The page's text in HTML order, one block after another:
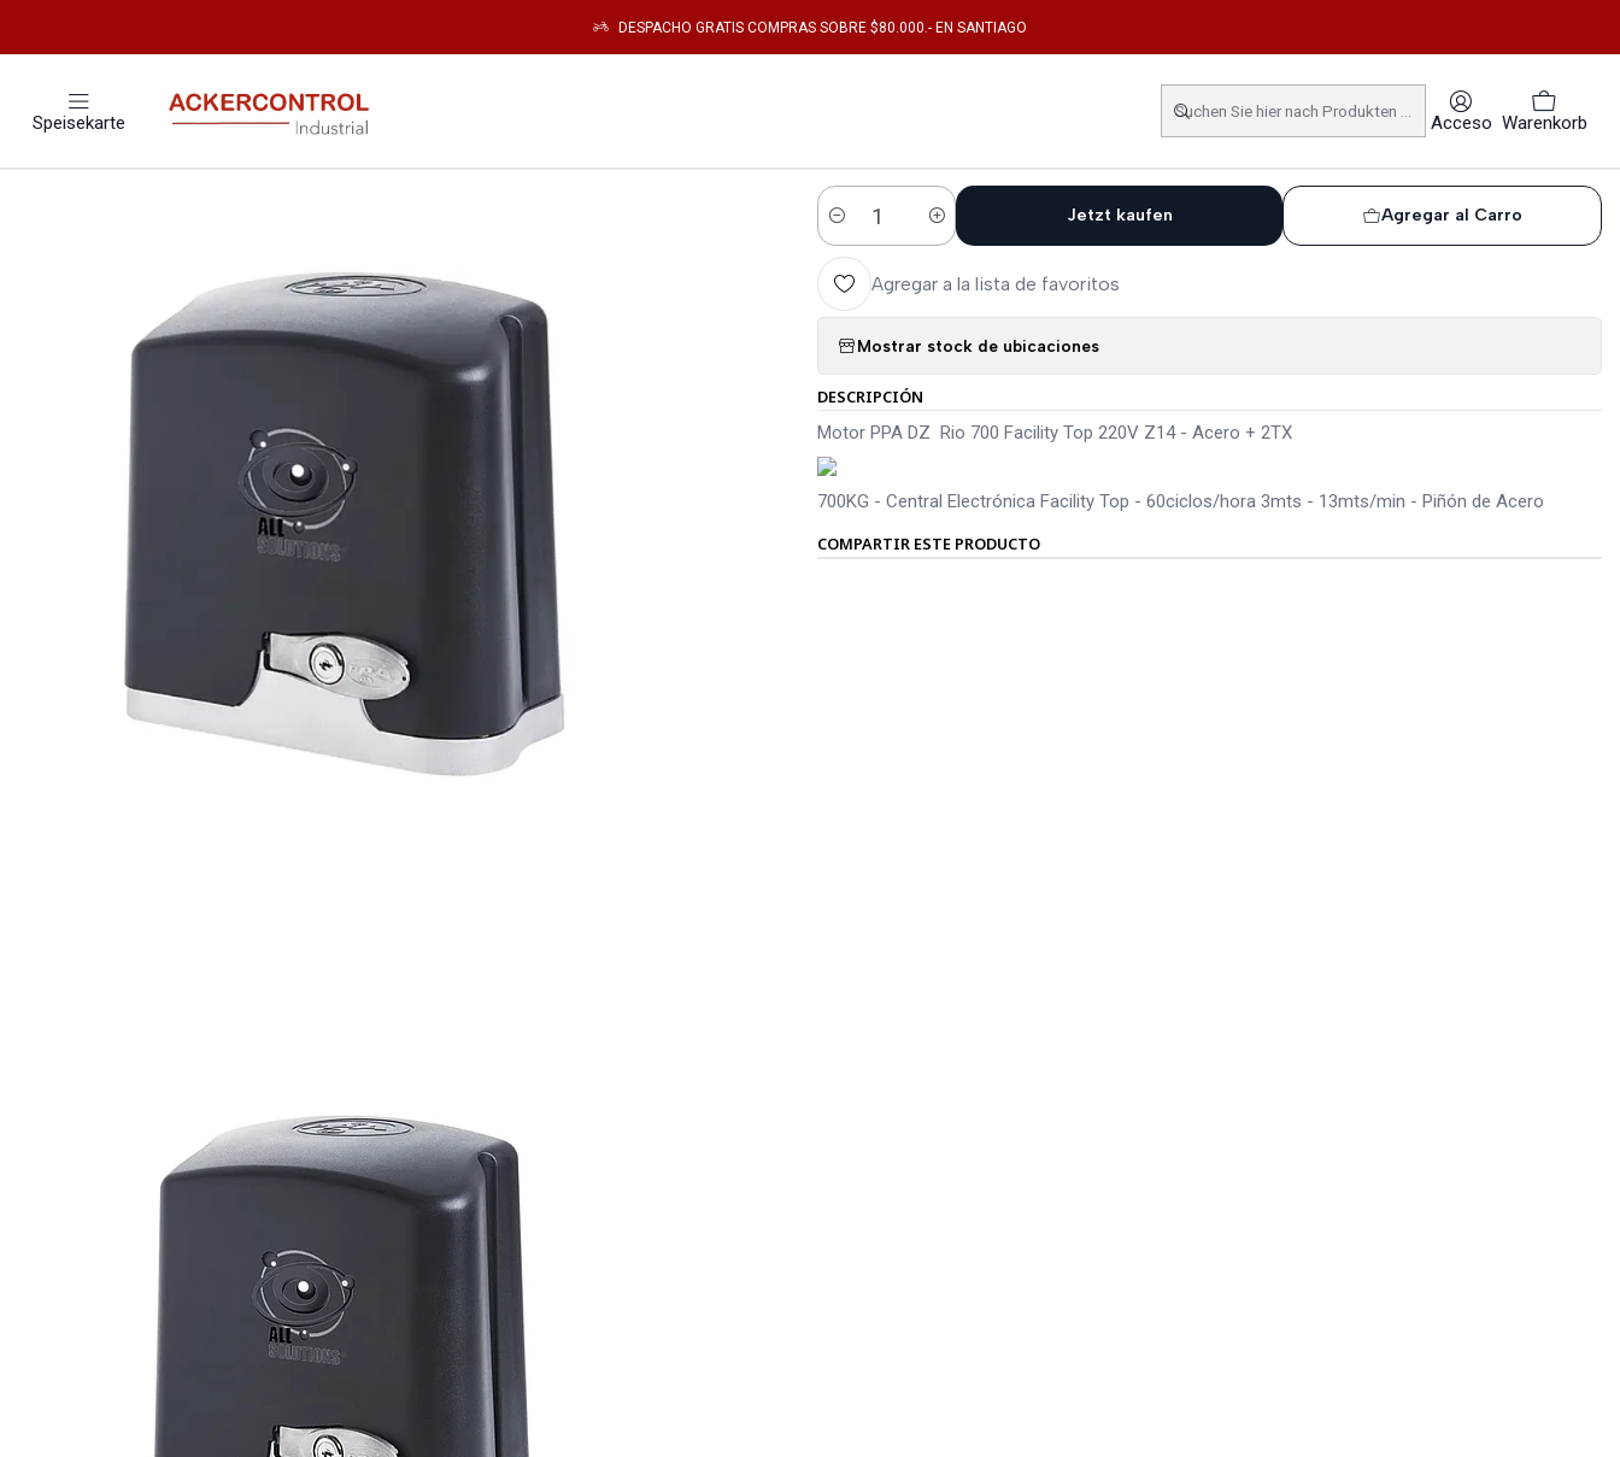
Speisekarte Acceso Warenkorb
DESPACHO GRATIS COMPRAS SOBRE $80.000.- EN SANTIAGO
Electronica de Potencia Motor PPA DZ Rio 700 Facility Top 220V Z14 - Acero + 2TX
Motor PPA DZ Rio 700 Facility Top 220V
Z14 - Acero + 2TX
Cantidad
Agregar al Carro
Jetzt kaufen
Agregar a la lista de favoritos
Mostrar stock de ubicaciones
DESCRIPCIÓN
Motor PPA DZ Rio 700 Facility Top 220V Z14 - Acero + 2TX
700KG - Central Electrónica Facility Top - 60ciclos/hora 3mts - 13mts/min - Piñón de Acero
COMPARTIR ESTE PRODUCTO